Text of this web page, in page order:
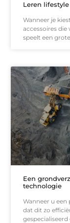
Leren
Wanneer je
accessoires
speelt een
Een
technologie
Wanneer u
dat dit zo